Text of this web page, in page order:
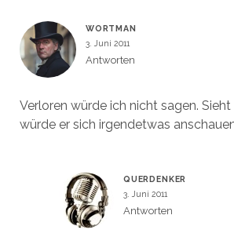
WORTMAN
3. Juni 2011
Antworten
Verloren würde ich nicht sagen. Sieht
würde er sich irgendetwas
QUERDENKER
3. Juni 2011
Antworten